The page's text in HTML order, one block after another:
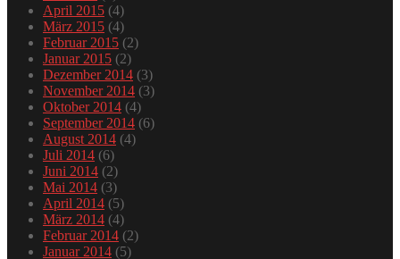
April 2015 (4)
März 2015 (4)
Februar 2015 (2)
Januar 2015 (2)
Dezember 2014 (3)
November 2014 (3)
Oktober 2014 (4)
September 2014 (6)
August 2014 (4)
Juli 2014 (6)
Juni 2014 (2)
Mai 2014 (3)
April 2014 (5)
März 2014 (4)
Februar 2014 (2)
Januar 2014 (5)